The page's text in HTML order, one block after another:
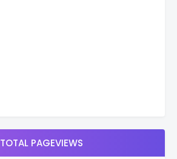
TOTAL PAGEVIEWS